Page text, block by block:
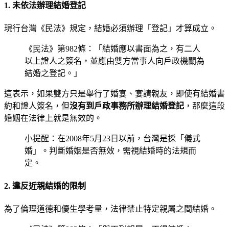
1. 未依法辦理結婚登記
現行台灣《民法》規定，結婚必須辦理「登記」才算成立。
《民法》第982條：「結婚應以書面為之，有二人
以上證人之簽名，並應由雙方當事人向戶政機關為
結婚之登記。」
這表示，如果雙方只是舉行了婚宴、宴請親友，即使有結婚書
約和證人簽名，但沒有到戶政事務所辦理結婚登記 ，那麼這段
婚姻在法律上就是無效的。
小提醒：在2008年5月23日以前，台灣是採「儀式
婚」。判斷婚姻是否無效，需視結婚時的法規而
定。
2. 違反近親結婚的限制
為了倫理道德和優生學考量，法律禁止特定親屬之間結婚。